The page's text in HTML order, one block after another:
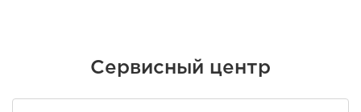
Сервисный центр